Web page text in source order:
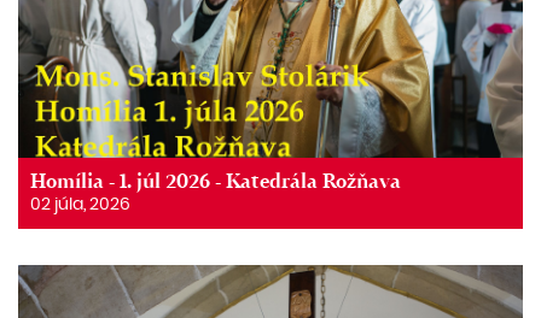
Homília - 1. júl 2026 - Katedrála Rožňava
02 júla, 2026